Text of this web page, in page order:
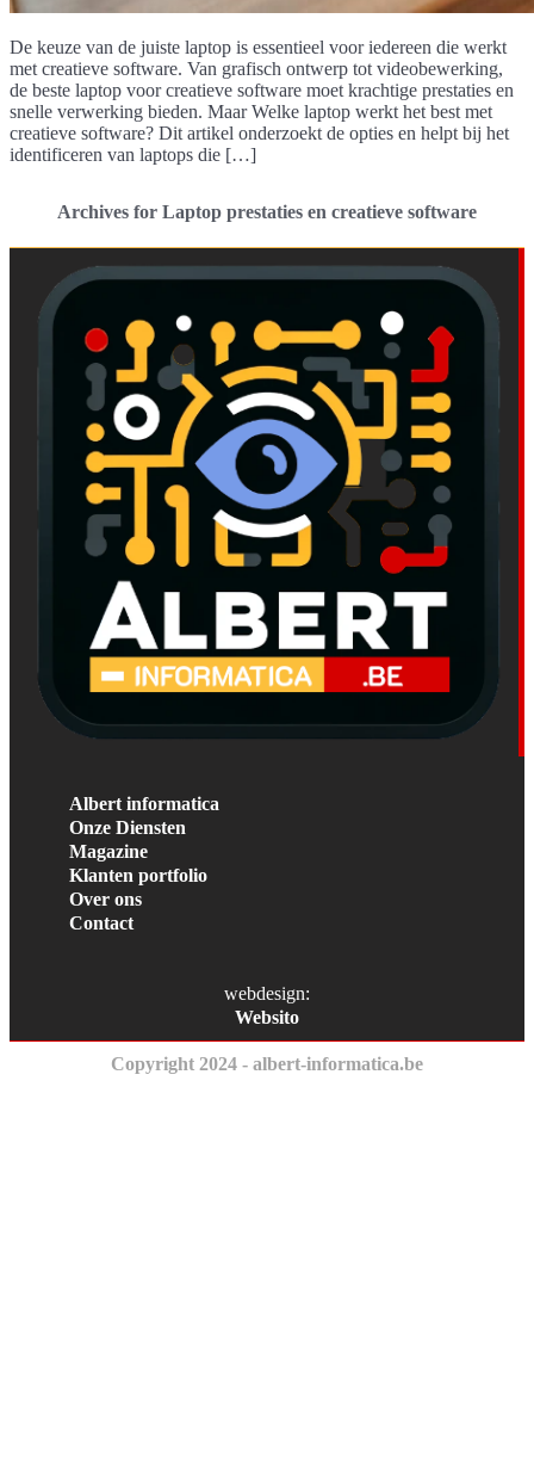
De keuze van de juiste laptop is essentieel voor iedereen die werkt
met creatieve software. Van grafisch ontwerp tot videobewerking,
de beste laptop voor creatieve software moet krachtige prestaties en
snelle verwerking bieden. Maar Welke laptop werkt het best met
creatieve software? Dit artikel onderzoekt de opties en helpt bij het
identificeren van laptops die […]
Archives for Laptop prestaties en creatieve software
Albert informatica
Onze Diensten
Magazine
Klanten portfolio
Over ons
Contact
webdesign:
Websito
Copyright 2024 - albert-informatica.be